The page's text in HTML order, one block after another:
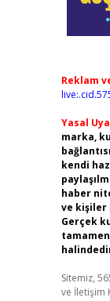
Reklam
Yasal
marka,
kendi
haber
ve kişiler
Gerçek
Sitemiz,
ve İletişim